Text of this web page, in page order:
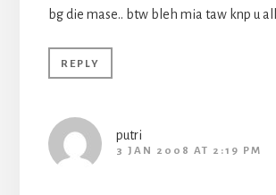
bg die mase.. btw bleh mia taw knp u
REPLY
putri
3 JAN 2008 AT 2:19 PM